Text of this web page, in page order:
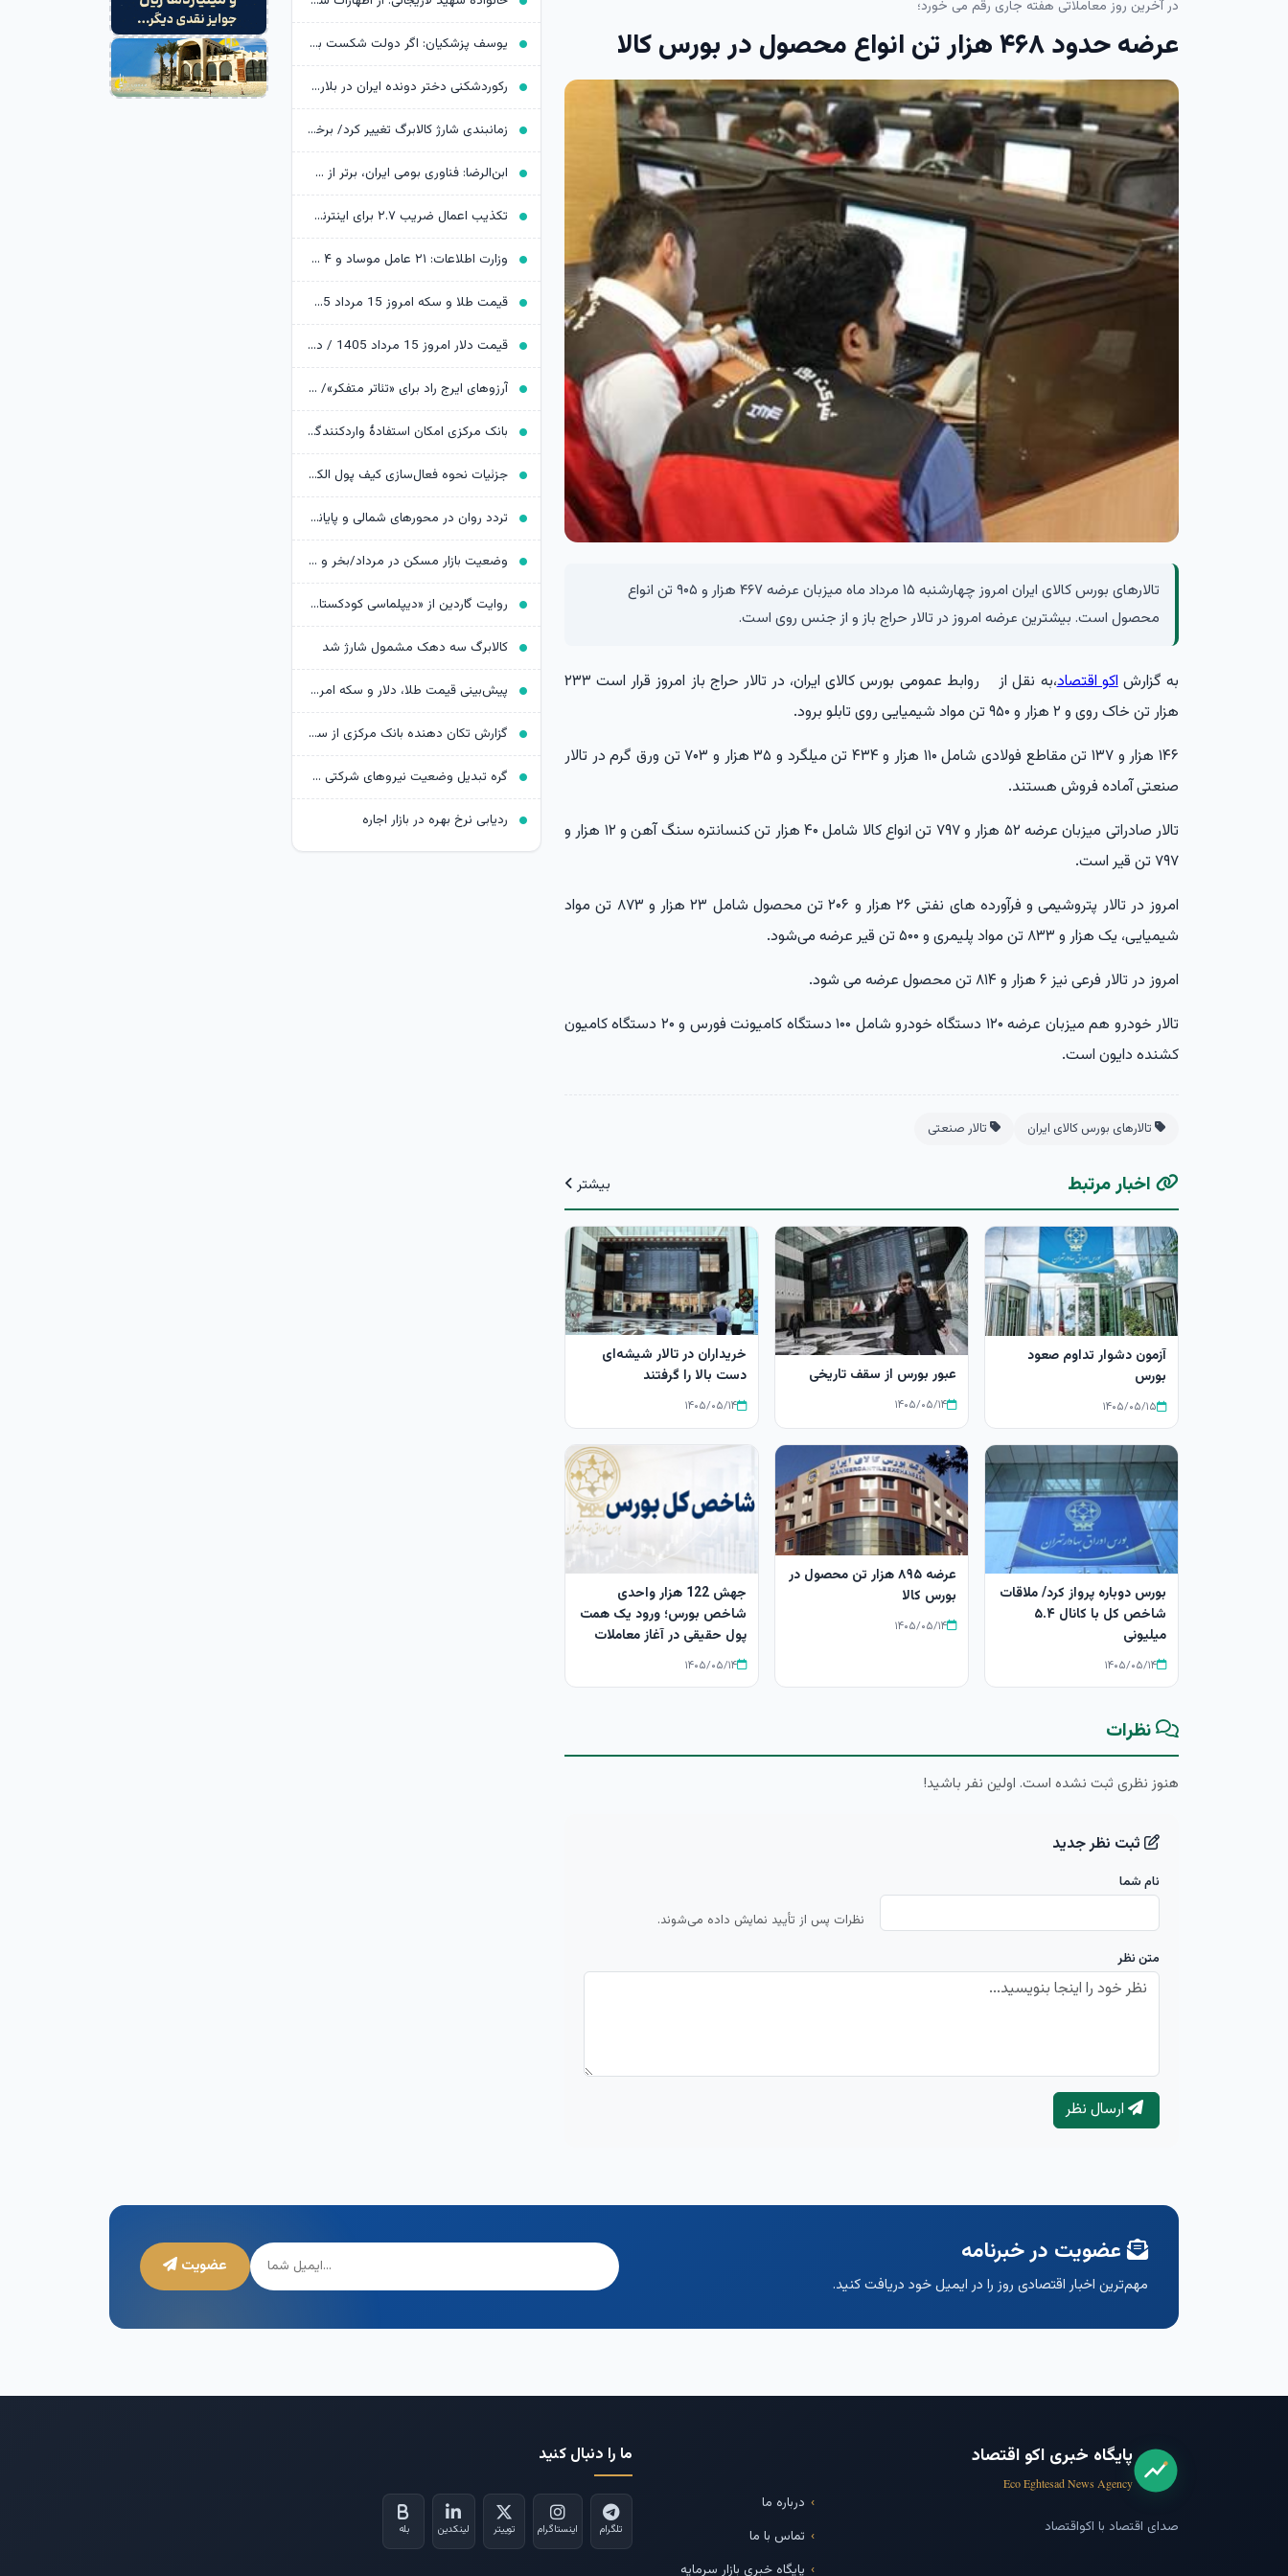
در آخرین روز معاملاتی هفته جاری رقم می خورد؛
عرضه حدود ۴۶۸ هزار تن انواع محصول در بورس کالا
تالارهای بورس کالای ایران امروز چهارشنبه ۱۵ مرداد ماه میزبان عرضه ۴۶۷ هزار و ۹۰۵ تن انواع
محصول است. بیشترین عرضه امروز در تالار حراج باز و از جنس روی است.
به گزارشاکو اقتصاد،به نقل از
روابط عمومی بورس کالای ایران، در تالار حراج باز امروز قرار است ۲۳۳
هزار تن خاک روی و ۲ هزار و ۹۵۰ تن مواد شیمیایی روی تابلو برود.
۱۴۶ هزار و ۱۳۷ تن مقاطع فولادی شامل ۱۱۰ هزار و ۴۳۴ تن میلگرد و ۳۵ هزار و ۷۰۳ تن ورق گرم در تالار
صنعتی آماده فروش هستند.
تالار صادراتی میزبان عرضه ۵۲ هزار و ۷۹۷ تن انواع کالا شامل ۴۰ هزار تن کنسانتره سنگ آهن و ۱۲ هزار و
۷۹۷ تن قیر است.
امروز در تالار پتروشیمی و فرآورده های نفتی ۲۶ هزار و ۲۰۶ تن محصول شامل ۲۳ هزار و ۸۷۳ تن مواد
شیمیایی، یک هزار و ۸۳۳ تن مواد پلیمری و ۵۰۰ تن قیر عرضه می‌شود.
امروز در تالار فرعی نیز ۶ هزار و ۸۱۴ تن محصول عرضه می شود.
تالار خودرو هم میزبان عرضه ۱۲۰ دستگاه خودرو شامل ۱۰۰ دستگاه کامیونت فورس و ۲۰ دستگاه کامیون
کشنده دایون است.
تالارهای بورس کالای ایران تالار صنعتی
اخبار مرتبط بیشتر
آزمون دشوار تداوم صعود
بورس
۱۴۰۵/۰۵/۱۵
عبور بورس از سقف تاریخی
۱۴۰۵/۰۵/۱۴
خریداران در تالار شیشه‌ای
دست بالا را گرفتند
۱۴۰۵/۰۵/۱۴
بورس دوباره پرواز کرد/ ملاقات
شاخص کل با کانال ۵.۴
میلیونی
۱۴۰۵/۰۵/۱۴
عرضه ۸۹۵ هزار تن محصول در
بورس کالا
۱۴۰۵/۰۵/۱۴
جهش 122 هزار واحدی
شاخص بورس؛ ورود یک همت
پول حقیقی در آغاز معاملات
۱۴۰۵/۰۵/۱۴
نظرات
هنوز نظری ثبت نشده است. اولین نفر باشید!
ثبت نظر جدید
نام شما
نظرات پس از تأیید نمایش داده می‌شوند.
متن نظر
ارسال نظر
یوسف پزشکیان: اگر دولت شکست بخورد، ایران شکست می‌خورد
رکوردشکنی دختر دونده ایران در بلاروس
زمانبندی شارژ کالابرگ تغییر کرد/ برخی خانوارها اعتبار را ماه بعد دریافت می‌کنند
ابن‌الرضا: فناوری بومی ایران، برتر از هر سامانه وارداتی در منطقه است
تکذیب اعمال ضریب ۲.۷ برای اینترنت بین‌الملل از سوی سازمان تنظیم مقررات
وزارت اطلاعات: ۲۱ عامل موساد و ۴ عضو باندهای مسلح بازداشت شدند
قیمت طلا و سکه امروز 15 مرداد 1405/ فرمان بازار طلا به دست اونس جهانی افتاد
قیمت دلار امروز 15 مرداد 1405 / دلار ۴ هزار تومان ریخت
آرزوهای ایرج راد برای «تئاتر متفکر»/ «آبجی‌ها و آقاجان» روی صحنه می‌رود
بانک مرکزی امکان استفادۀ واردکنندگان دارو از اوراق گام را تا پایان امسال تمدید کرد
جزئیات نحوه فعال‌سازی کیف پول الکترونیک
تردد روان در محورهای شمالی و پایانه‌های مرزی اربعین
وضعیت بازار مسکن در مرداد/بخر و بفروش‌ها دست از کار کشیدند
روایت گاردین از «دیپلماسی کودکستانی» ترامپ در برابر ایران
کالابرگ سه دهک مشمول شارژ شد
پیش‌بینی قیمت طلا، دلار و سکه امروز 15 مرداد 1405/ بازار منتظر مذاکرات تنگه هرمز
گزارش تکان‌ دهنده بانک مرکزی از سفره ایرانی‌ها؛ تورم چگونه فقرا را فقیرتر کرد؟
گره تبدیل وضعیت نیروهای شرکتی / قانون مانع است یا پیمانکاران؟
ردیابی نرخ بهره در بازار اجاره
عضویت در خبرنامه
مهم‌ترین اخبار اقتصادی روز را در ایمیل خود دریافت کنید.
عضویت
پایگاه خبری اکو اقتصاد
Eco Eghtesad News Agency
صدای اقتصاد با اکواقتصاد
درباره ما
تماس با ما
پایگاه خبری بازار سرمایه
ما را دنبال کنید
تلگرام اینستاگرام توییتر لینکدین بله